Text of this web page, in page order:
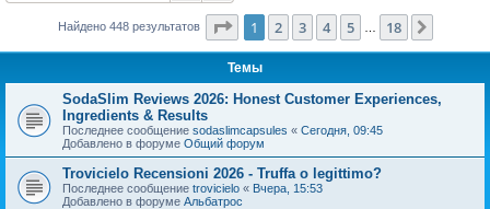
Найдено 448 результатов Страница из 18
1 2 3 4 5 18
Темы
SodaSlim Reviews 2026: Honest Customer Experiences,
Ingredients & Results
Последнее сообщение sodaslimcapsules « Сегодня, 09:45
Добавлено в форуме Общий форум
Trovicielo Recensioni 2026 - Truffa o legittimo?
Последнее сообщение trovicielo « Вчера, 15:53
Добавлено в форуме Альбатрос